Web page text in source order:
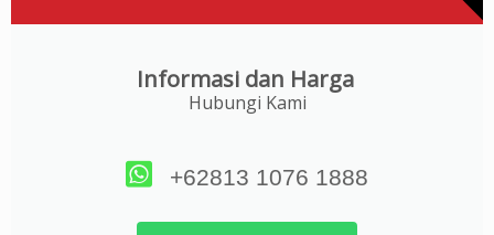
Informasi dan Harga
Hubungi Kami
+62813 1076 1888